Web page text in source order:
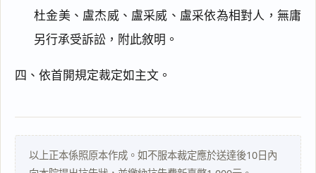
杜金美、盧杰威、盧采威、盧采依為相對人，無庸
另行承受訴訟，附此敘明。
四、依首開規定裁定如主文。
以上正本係照原本作成。如不服本裁定應於送達後10日內
文